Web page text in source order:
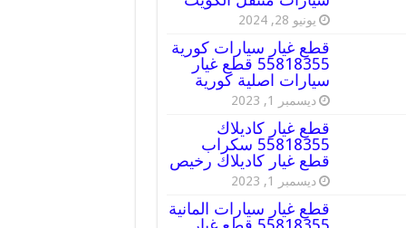
يونيو 28, 2024
قطع غيار سيارات كورية
55818355 قطع غيار
سيارات اصلية كورية
ديسمبر 1, 2023
قطع غيار كاديلاك
55818355 سكراب
قطع غيار كاديلاك رخيص
ديسمبر 1, 2023
قطع غيار سيارات المانية